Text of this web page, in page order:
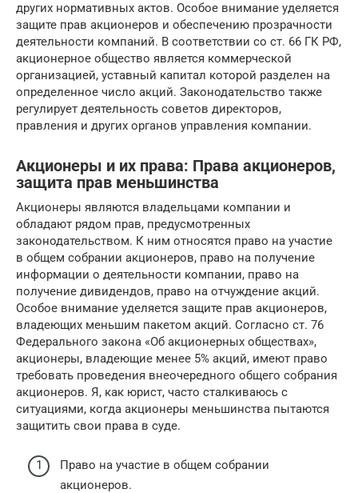
других нормативных актов. Особое внимание уделяется
защите прав акционеров и обеспечению прозрачности
деятельности компаний. В соответствии со ст. 66 ГК РФ,
акционерное общество является коммерческой
организацией, уставный капитал которой разделен на
определенное число акций. Законодательство также
регулирует деятельность советов директоров,
правления и других органов управления компании.
Акционеры и их права: Права акционеров,
защита прав меньшинства
Акционеры являются владельцами компании и
обладают рядом прав, предусмотренных
законодательством. К ним относятся право на участие
в общем собрании акционеров, право на получение
информации о деятельности компании, право на
получение дивидендов, право на отчуждение акций.
Особое внимание уделяется защите прав акционеров,
владеющих меньшим пакетом акций. Согласно ст. 76
Федерального закона «Об акционерных обществах»,
акционеры, владеющие менее 5% акций, имеют право
требовать проведения внеочередного общего собрания
акционеров. Я, как юрист, часто сталкиваюсь с
ситуациями, когда акционеры меньшинства пытаются
защитить свои права в суде.
Право на участие в общем собрании
акционеров.